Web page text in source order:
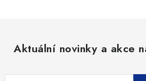
Aktuální novinky a akce